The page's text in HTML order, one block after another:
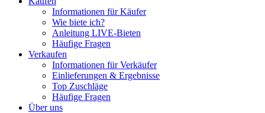
Informationen für Käufer
Wie biete ich?
Anleitung LIVE-Bieten
Häufige Fragen
Verkaufen
Informationen für Verkäufer
Einlieferungen & Ergebnisse
Top Zuschläge
Häufige Fragen
Über uns